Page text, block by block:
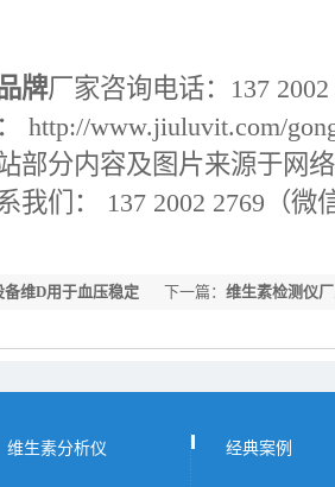
牌厂家咨询电话：137
http://www.jiuluvit.com/
部分内容及图片来源于网
我们： 137 2002 2769（微
维D用于血压稳定 下一篇： 维生素检测仪
维生素分析仪 经典案例